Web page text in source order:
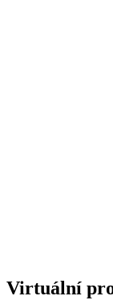
Virtuální